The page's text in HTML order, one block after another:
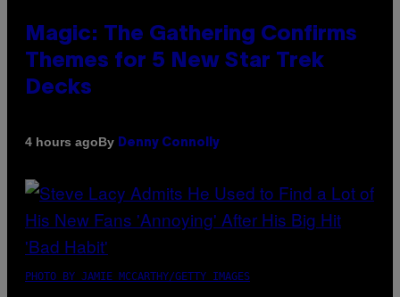
Magic: The Gathering Confirms
Themes for 5 New Star Trek
Decks
4 hours agoBy Denny Connolly
PHOTO BY JAMIE MCCARTHY/GETTY IMAGES